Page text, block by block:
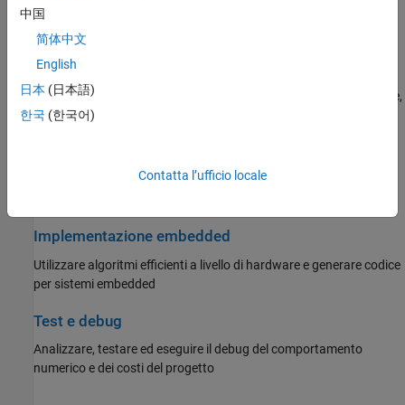
Wireless HDL Toolbox
Rappresentazione di numeri digitali, concetti della virgola fissa,
conversione del tipo di dati e casting
Esplorazione del tipo di dati
Specificare e utilizzare tipi di dati in virgola fissa e in virgola mobile,
acquisire e visualizzare dati e statistiche di simulazione
Convertire in tipi di dati in virgola fissa o a singola precisione,
Implementazione embedded
Utilizzare algoritmi efficienti a livello di hardware e generare codice
per sistemi embedded
Test e debug
Analizzare, testare ed eseguire il debug del comportamento
numerico e dei costi del progetto
中国
简体中文
English
日本 (日本語)
한국 (한국어)
Contatta l’ufficio locale